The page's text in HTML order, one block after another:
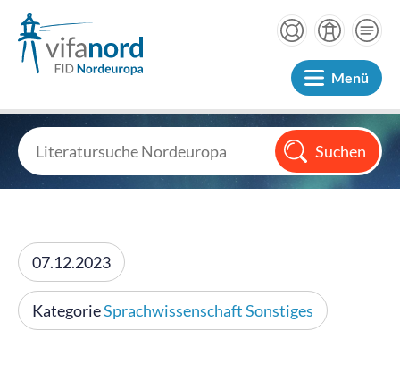
Menü
07.12.2023
KategorieSprachwissenschaftSonstiges